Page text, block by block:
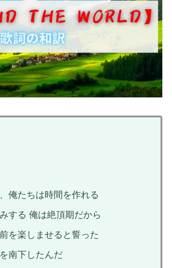
俺たちは時間を作れる
する 俺は絶頂期だから
を楽しませると誓った
南下したんだ